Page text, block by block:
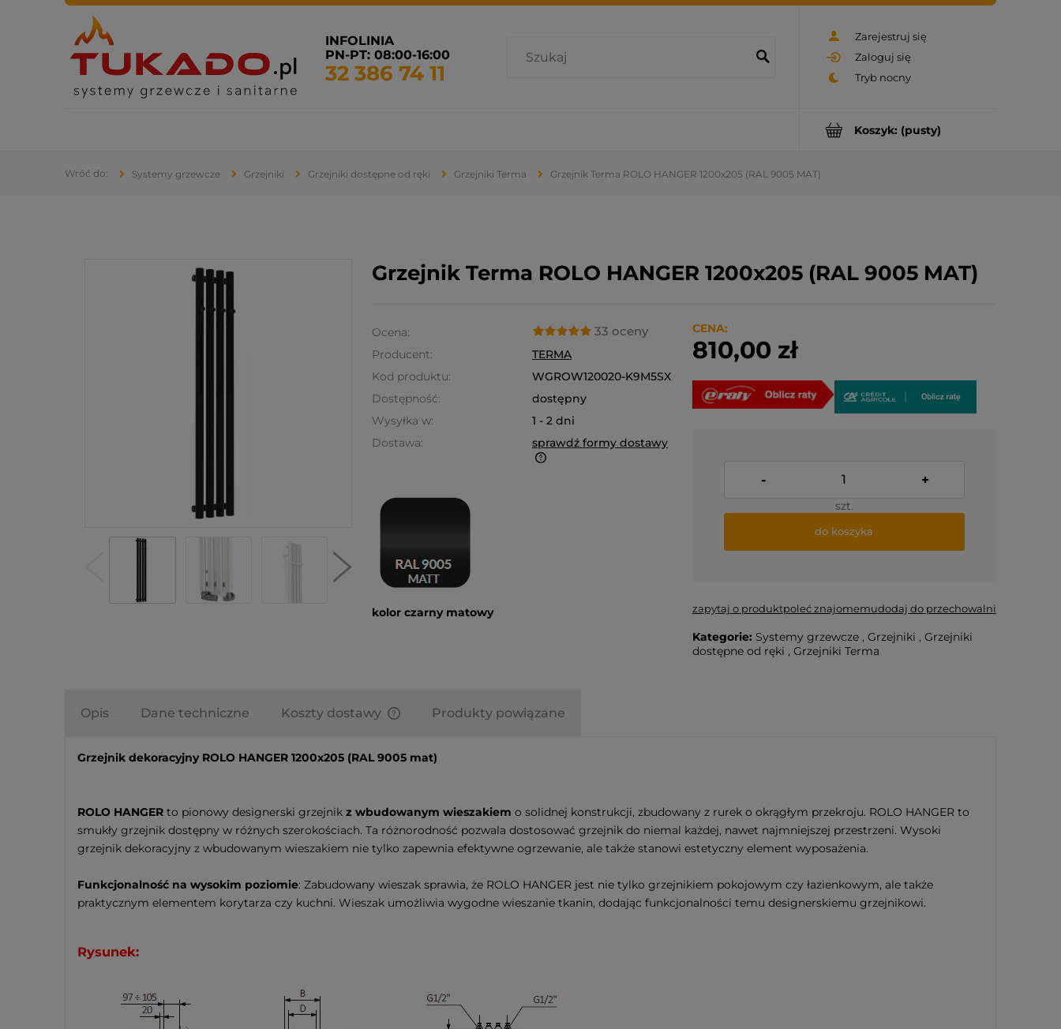
Zarejestruj się
Zaloguj się
INFOLINIA
PN-PT: 08:00-16:00
32 386 74 11
Koszyk: (pusty)
Systemy grzewcze Grzejniki Grzejniki dostępne od ręki Grzejniki Terma Grzejnik Terma ROLO HANGER 1200x205 (RAL 9005 MAT)
Grzejnik Terma ROLO HANGER 1200x205 (RAL 9005 MAT)
Ocena: 33 oceny
Producent:
TERMA
Kod produktu:
WGROW120020-K9M5SX
Dostępność:
dostępny
Wysyłka w:
1 - 2 dni
Dostawa:
sprawdź formy dostawy
automatycznie w koszyku i
kolor czarny matowy
CENA:
810,00 zł
- +
szt.
do koszyka
zapytaj o produktpoleć znajomemudodaj do przechowalni
Kategorie: Systemy grzewcze, Grzejniki , Grzejniki
dostępne od ręki , Grzejniki Terma
Opis Dane techniczne Koszty dostawy
automatycznie w koszyku i
Produkty powiązane
Grzejnik dekoracyjny ROLO HANGER 1200x205 (RAL 9005 mat)
ROLO HANGER to pionowy designerski grzejnik z wbudowanym wieszakiem o solidnej konstrukcji, zbudowany z rurek o okrągłym przekroju. ROLO HANGER to
smukły grzejnik dostępny w różnych szerokościach. Ta różnorodność pozwala dostosować grzejnik do niemal każdej, nawet najmniejszej przestrzeni. Wysoki
grzejnik dekoracyjny z wbudowanym wieszakiem nie tylko zapewnia efektywne ogrzewanie, ale także stanowi estetyczny element wyposażenia.
Funkcjonalność na wysokim poziomie: Zabudowany wieszak sprawia, że ROLO HANGER jest nie tylko grzejnikiem pokojowym czy łazienkowym, ale także
praktycznym elementem korytarza czy kuchni. Wieszak umożliwia wygodne wieszanie tkanin, dodając funkcjonalności temu designerskiemu grzejnikowi.
Rysunek: